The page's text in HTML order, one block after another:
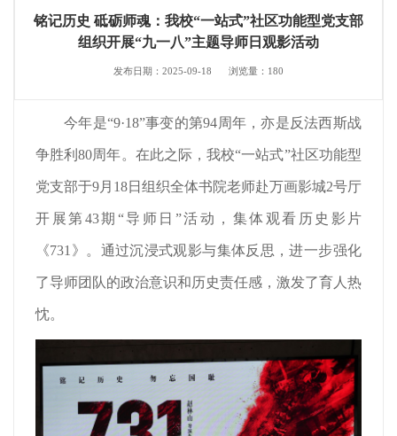
铭记历史 砥砺师魂：我校“一站式”社区功能型党支部
组织开展“九一八”主题导师日观影活动
发布日期：2025-09-18 浏览量： 180
今年是“9·18”事变的第94周年，亦是反法西斯战
争胜利80周年。在此之际，我校“一站式”社区功能型
党支部于9月18日组织全体书院老师赴万画影城2号厅
开展第43期“导师日”活动，集体观看历史影片
《731》。通过沉浸式观影与集体反思，进一步强化
了导师团队的政治意识和历史责任感，激发了育人热
忱。